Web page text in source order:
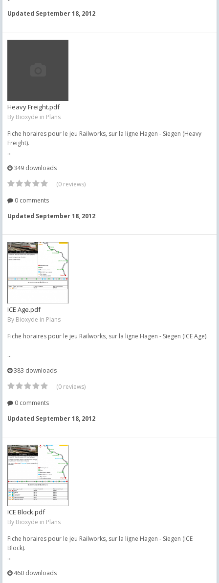
Updated September 18, 2012
Heavy Freight.pdf
By Bioxyde in Plans
Fiche horaires pour le jeu Railworks, sur la ligne Hagen - Siegen (Heavy
Freight).
...
349 downloads
(0 reviews)
0 comments
Updated September 18, 2012
ICE Age.pdf
By Bioxyde in Plans
Fiche horaires pour le jeu Railworks, sur la ligne Hagen - Siegen (ICE Age).
...
383 downloads
(0 reviews)
0 comments
Updated September 18, 2012
ICE Block.pdf
By Bioxyde in Plans
Fiche horaires pour le jeu Railworks, sur la ligne Hagen - Siegen (ICE
Block).
...
460 downloads